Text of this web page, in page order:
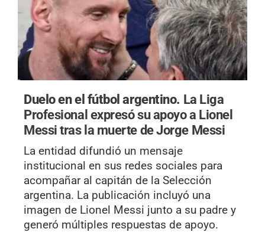
Duelo en el fútbol argentino. La Liga
Profesional expresó su apoyo a Lionel
Messi tras la muerte de Jorge Messi
La entidad difundió un mensaje
institucional en sus redes sociales para
acompañar al capitán de la Selección
argentina. La publicación incluyó una
imagen de Lionel Messi junto a su padre y
generó múltiples respuestas de apoyo.